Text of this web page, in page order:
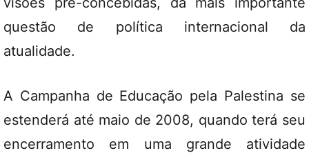
questão de política internacional da
atualidade.
A Campanha de Educação pela Palestina se
estenderá até maio de 2008, quando terá seu
encerramento em uma grande atividade